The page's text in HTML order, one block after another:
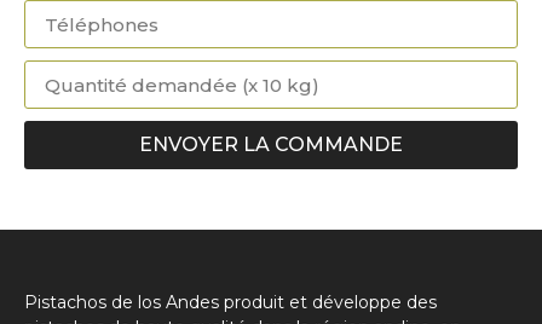
ENVOYER LA COMMANDE
Pistachos de los Andes produit et développe des